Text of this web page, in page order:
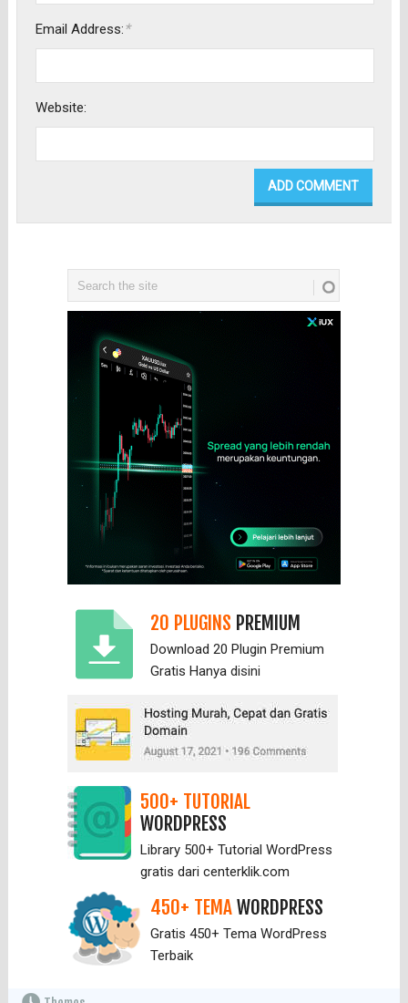
Email Address:*
Website:
20 PLUGINS PREMIUM
Download 20 Plugin Premium
Gratis Hanya disini
500+ TUTORIAL
WORDPRESS
Library 500+ Tutorial WordPress
gratis dari centerklik.com
450+ TEMAWORDPRESS
Gratis 450+ Tema WordPress
Terbaik